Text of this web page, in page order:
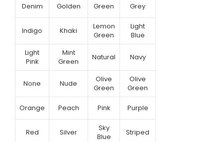
Denim Golden Green Grey
Indigo Khaki
Lemon
Green
Light
Blue
Light
Pink
Mint
Green
Natural Navy
None Nude
Olive
Green
Olive
Green
Orange Peach Pink Purple
Red Silver
Sky
Blue
Striped